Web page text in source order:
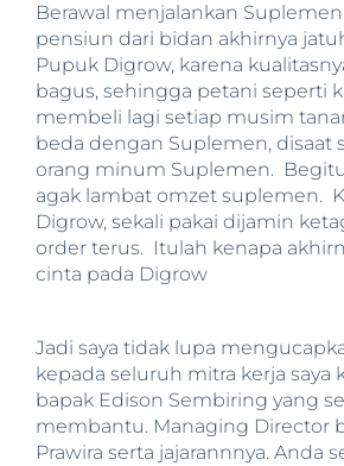
Berawal menjalankan
pensiun dari bidan akhirnya
Pupuk Digrow, karena
bagus, sehingga petani seperti
membeli lagi setiap musim
beda dengan Suplemen, disaat
orang minum Suplemen.
agak lambat omzet suplemen.
Digrow, sekali pakai dijamin
order terus. Itulah kenapa
cinta pada Digrow
Jadi saya tidak lupa
kepada seluruh mitra kerja saya
bapak Edison Sembiring yang
membantu. Managing Director
Prawira serta jajarannnya. Anda